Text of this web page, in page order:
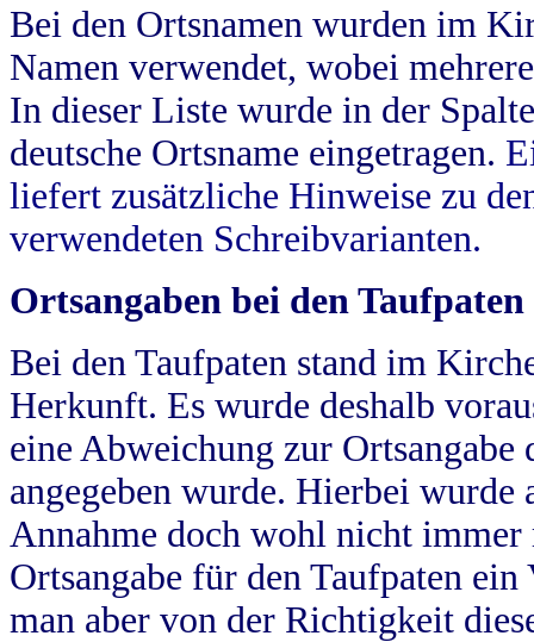
Bei den Ortsnamen wurden im
Namen verwendet, wobei
In dieser Liste wurde in der
deutsche Ortsname eingetragen.
liefert zusätzliche Hinweise zu
verwendeten Schreibvarianten.
Ortsangaben bei den Taufpaten
Bei den Taufpaten stand im
Herkunft. Es wurde deshalb
eine Abweichung zur
angegeben wurde. Hierbei wurde
Annahme doch wohl nicht
Ortsangabe für den Taufpaten
man aber von der Richtigkeit